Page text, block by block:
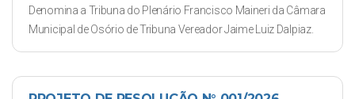
Denomina a Tribuna do Plenário Francisco Maineri da Câmara
Municipal de Osório de Tribuna Vereador Jaime Luiz Dalpiaz.